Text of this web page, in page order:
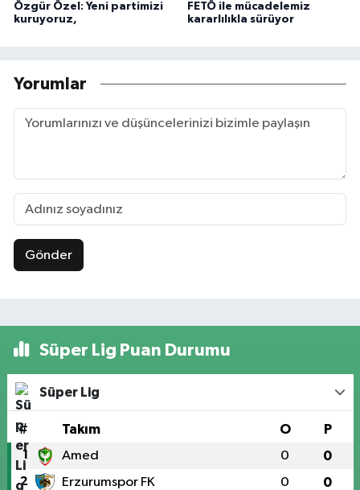
Özgür Özel: Yeni partimizi
kuruyoruz,
FETÖ ile mücadelemiz
kararlılıkla sürüyor
Yorumlar
Gönder
Süper Lig Puan Durumu
Süper Lig
# Takım O P
1 Amed 0 0
2 Erzurumspor FK 0 0